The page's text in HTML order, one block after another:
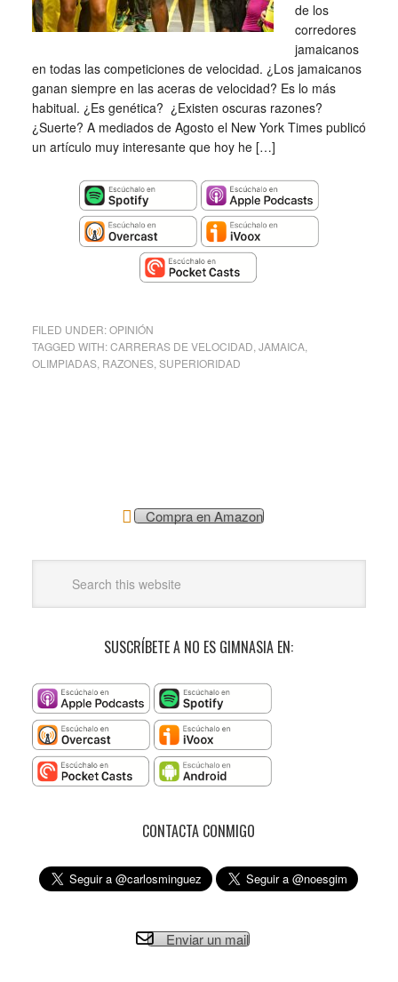
de los
corredores
jamaicanos
en todas las competiciones de velocidad. ¿Los jamaicanos
ganan siempre en las aceras de velocidad? Es lo más
habitual. ¿Es genética? ¿Existen oscuras razones?
¿Suerte? A mediados de Agosto el New York Times publicó
un artículo muy interesante que hoy he […]
FILED UNDER:OPINIÓN
TAGGED WITH:CARRERAS DE VELOCIDAD JAMAICA,
OLIMPIADAS, RAZONES, SUPERIORIDAD
Compra en Amazon
SUSCRÍBETE A NO ES GIMNASIA EN:
CONTACTA CONMIGO
Enviar un mail